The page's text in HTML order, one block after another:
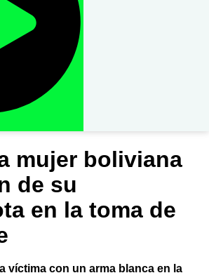
mujer boliviana
de su
en la toma de
víctima con un arma blanca en la